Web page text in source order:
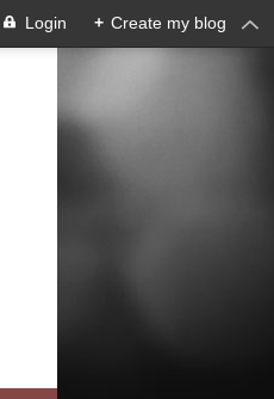
Login + Create my blog